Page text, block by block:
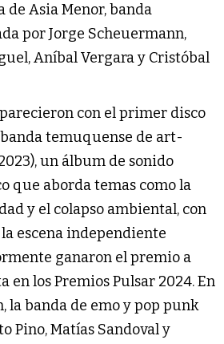
de Asia Menor, banda
por Jorge Scheuermann,
Aníbal Vergara y Cristóbal
con el primer disco
temuquense de art-
un álbum de sonido
que aborda temas como la
y el colapso ambiental, con
escena independiente
ganaron el premio a
en los Premios Pulsar 2024. En
la banda de emo y pop punk
Pino, Matías Sandoval y